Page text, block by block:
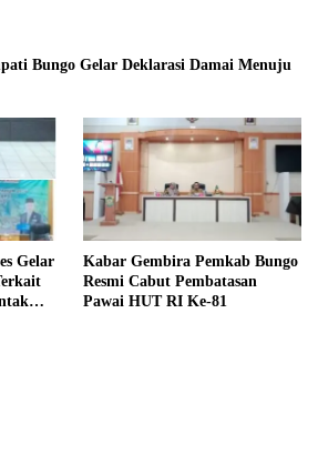
Bungo Gelar Deklarasi Damai Menuju
Gelar
Kabar Gembira Pemkab Bungo
Resmi Cabut Pembatasan
Pawai HUT RI Ke-81